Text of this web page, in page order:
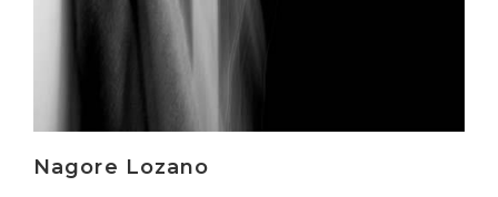
Nagore Lozano